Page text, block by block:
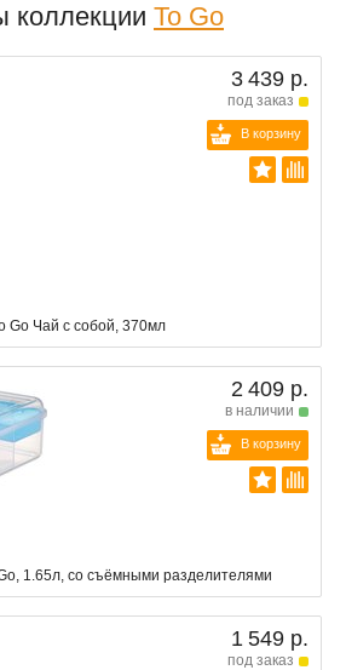
коллекции To Go
3 439 р.
под заказ
В корзину
Go Чай с собой, 370мл
2 409 р.
в наличии
В корзину
1.65л, со съёмными разделителями
1 549 р.
под заказ